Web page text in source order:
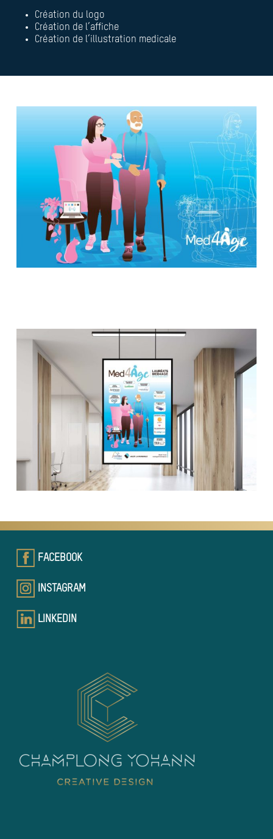
Création du logo
Création de l’affiche
Création de l’illustration medicale
FACEBOOK
INSTAGRAM
LINKEDIN